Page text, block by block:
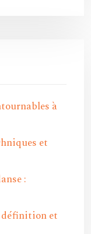
à
et
:
définition et